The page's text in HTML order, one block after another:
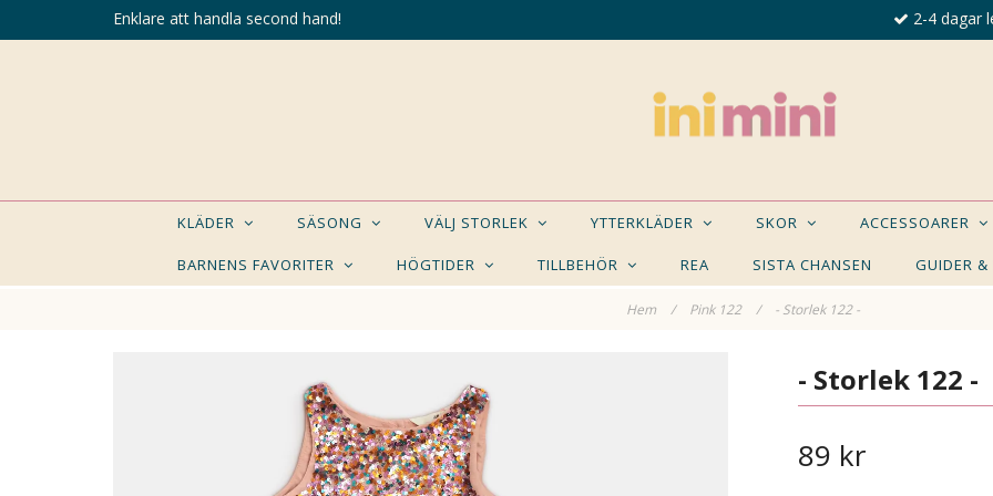
Enklare att handla second hand! 2-4 dagar
KLÄDER SÄSONG VÄLJ STORLEK YTTERKLÄDER SKOR ACCESSOARER
BARNENS FAVORITER HÖGTIDER TILLBEHÖR REA SISTA CHANSEN GUIDER &
Hem / Pink 122 / - Storlek 122 -
KANSKE NÅGON AV DESSA PRODUKTER KAN- Storlek 122 -
89 kr